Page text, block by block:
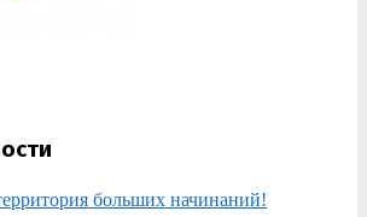
больших начинаний!